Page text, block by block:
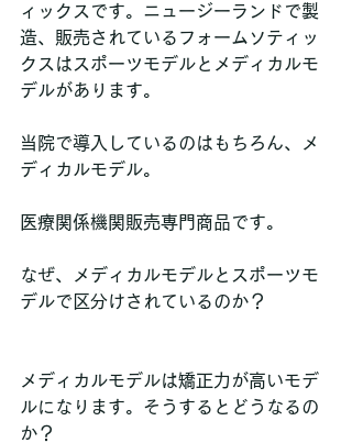
ィックスです。ニュージーランドで製
造、販売されているフォームソティッ
クスはスポーツモデルとメディカルモ
デルがあります。
当院で導入しているのはもちろん、メ
ディカルモデル。
医療関係機関販売専門商品です。
なぜ、メディカルモデルとスポーツモ
デルで区分けされているのか？
メディカルモデルは矯正力が高いモデ
ルになります。そうするとどうなるの
か？